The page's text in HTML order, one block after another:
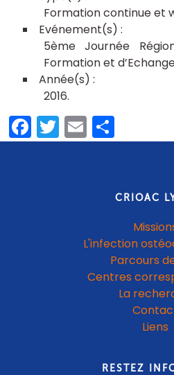
Formation continue et
5ème Journée
Formation et
2016
Facebook
Twitter
Email
CRIOAC
L'infection
Parcours
Centres
La
Liens
RESTEZ